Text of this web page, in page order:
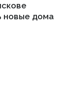
новые дома